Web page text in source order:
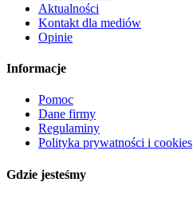
Aktualności
Kontakt dla mediów
Opinie
Informacje
Pomoc
Dane firmy
Regulaminy
Polityka prywatności i cookies
Gdzie jesteśmy